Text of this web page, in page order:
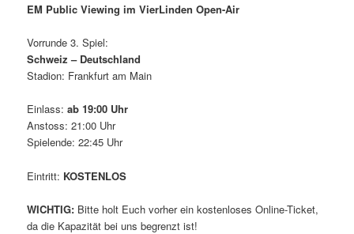
EM Public Viewing im VierLinden Open-Air
Vorrunde 3. Spiel:
Schweiz – Deutschland
Stadion: Frankfurt am Main
Einlass:ab 19:00 Uhr
Anstoss: 21:00 Uhr
Spielende: 22:45 Uhr
Eintritt: KOSTENLOS
WICHTIG: Bitte holt Euch vorher ein kostenloses Online-Ticket,
da die Kapazität bei uns begrenzt ist!